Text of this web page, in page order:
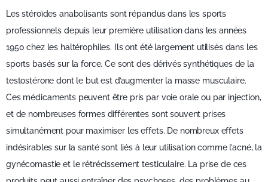
Les stéroïdes anabolisants sont répandus dans les sports
professionnels depuis leur première utilisation dans les années
1950 chez les haltérophiles. Ils ont été largement utilisés dans les
sports basés sur la force. Ce sont des dérivés synthétiques de la
testostérone dont le but est d’augmenter la masse musculaire.
Ces médicaments peuvent être pris par voie orale ou par injection,
et de nombreuses formes différentes sont souvent prises
simultanément pour maximiser les effets. De nombreux effets
indésirables sur la santé sont liés à leur utilisation comme l’acné, la
gynécomastie et le rétrécissement testiculaire. La prise de ces